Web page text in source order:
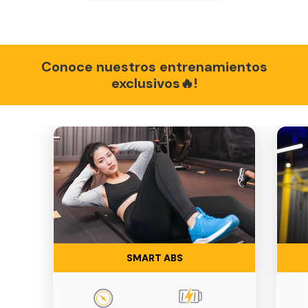
Conoce nuestros entrenamientos
exclusivos🔥!
SMART ABS